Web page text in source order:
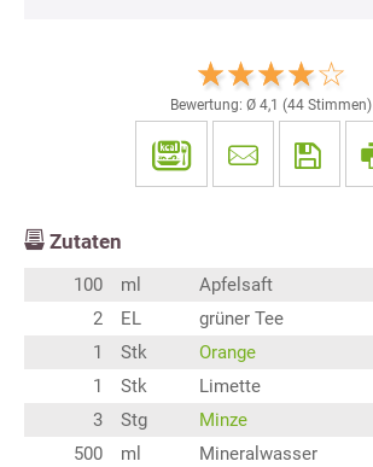
Bewertung: Ø 4,1 (44Stimmen)
Zutaten
100 ml
Apfelsaft
2
EL
grüner Tee
1
Stk
Orange
1
Stk
Limette
3
Stg
Minze
500
ml
Mineralwasser